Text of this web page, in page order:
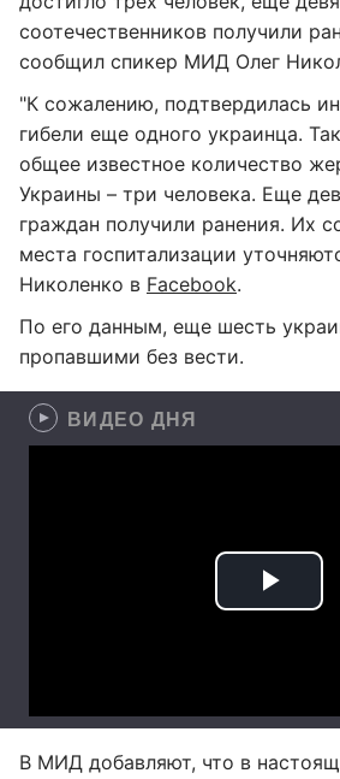
соотечественников получили
сообщил спикер МИД Олег
"К сожалению, подтвердилась
гибели еще одного украинца.
общее известное количество
Украины – три человека. Еще
граждан получили ранения. Их
места госпитализации
Николенко в Facebook.
По его данным, еще шесть
пропавшими без вести.
ВИДЕО ДНЯ
В МИД добавляют, что в